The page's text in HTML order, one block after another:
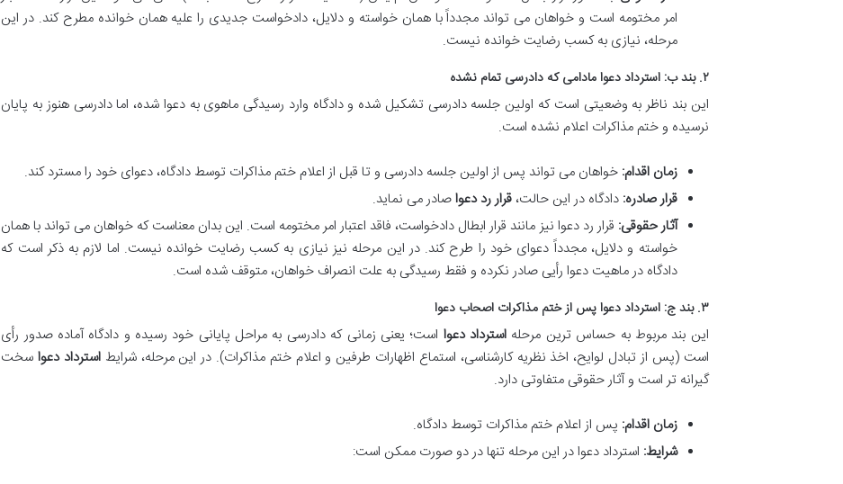
امر مختومه است و خواهان می تواند مجدداً با همان خواسته و دلایل، دادخواست جدیدی را علیه همان خوانده مطرح کند. در این
مرحله، نیازی به کسب رضایت خوانده نیست.
۲. بند ب: استرداد دعوا مادامی که دادرسی تمام نشده
این بند ناظر به وضعیتی است که اولین جلسه دادرسی تشکیل شده و دادگاه وارد رسیدگی ماهوی به دعوا شده، اما دادرسی هنوز به پایان
نرسیده و ختم مذاکرات اعلام نشده است.
زمان اقدام: خواهان می تواند پس از اولین جلسه دادرسی و تا قبل از اعلام ختم مذاکرات توسط دادگاه، دعوای خود را مسترد کند.
قرار صادره: دادگاه در این حالت،قرار رد دعواصادر می نماید.
آثار حقوقی: قرار رد دعوا نیز مانند قرار ابطال دادخواست، فاقد اعتبار امر مختومه است. این بدان معناست که خواهان می تواند با همان
خواسته و دلایل، مجدداً دعوای خود را طرح کند. در این مرحله نیز نیازی به کسب رضایت خوانده نیست. اما لازم به ذکر است که
دادگاه در ماهیت دعوا رأیی صادر نکرده و فقط رسیدگی به علت انصراف خواهان، متوقف شده است.
۳. بند ج: استرداد دعوا پس از ختم مذاکرات اصحاب دعوا
این بند مربوط به حساس ترین مرحله استرداد دعوا است؛ یعنی زمانی که دادرسی به مراحل پایانی خود رسیده و دادگاه آماده صدور رأی
است (پس از تبادل لوایح، اخذ نظریه کارشناسی، استماع اظهارات طرفین و اعلام ختم مذاکرات). در این مرحله، شرایطاسترداد دعواسخت
گیرانه تر است و آثار حقوقی متفاوتی دارد.
زمان اقدام: پس از اعلام ختم مذاکرات توسط دادگاه.
شرایط: استرداد دعوا در این مرحله تنها در دو صورت ممکن است: